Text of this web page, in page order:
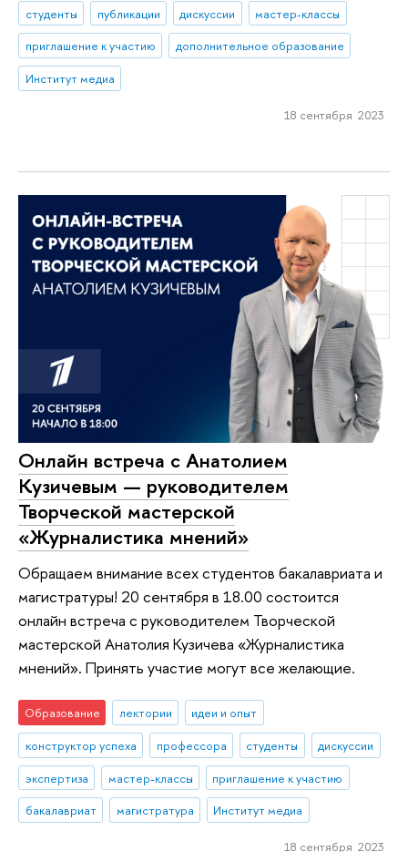
студенты
публикации дискуссии
мастер-классы
приглашение к участию
дополнительное образование
Институт медиа
18 сентября 2023
Онлайн встреча с Анатолием
Кузичевым — руководителем
Творческой мастерской
«Журналистика мнений»
Обращаем внимание всех студентов бакалавриата и
магистратуры! 20 сентября в 18.00 состоится
онлайн встреча с руководителем Творческой
мастерской Анатолия Кузичева «Журналистика
мнений». Принять участие могут все желающие.
Образование лектории
идеи и опыт
конструктор успеха
профессора студенты
дискуссии
экспертиза
мастер-классы
приглашение к участию
бакалавриат
магистратура Институт медиа
18 сентября 2023